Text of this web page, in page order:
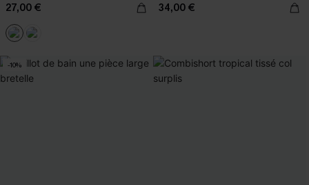
27,00 € 34,00 €
-10%